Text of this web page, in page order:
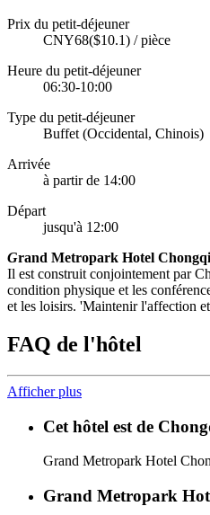
Prix du petit-déjeuner
CNY68($10.1) / pièce
Heure du petit-déjeuner
06:30-10:00
Type du petit-déjeuner
Buffet (Occidental, Chinois)
Arrivée
à partir de 14:00
Départ
jusqu'à 12:00
Grand Metropark Hotel
Il est construit conjointement par
condition physique et les
et les loisirs. 'Maintenir l'affection
FAQ de l'hôtel
Afficher plus
Cet hôtel est de
Grand Metropark Hotel
Grand Metropark